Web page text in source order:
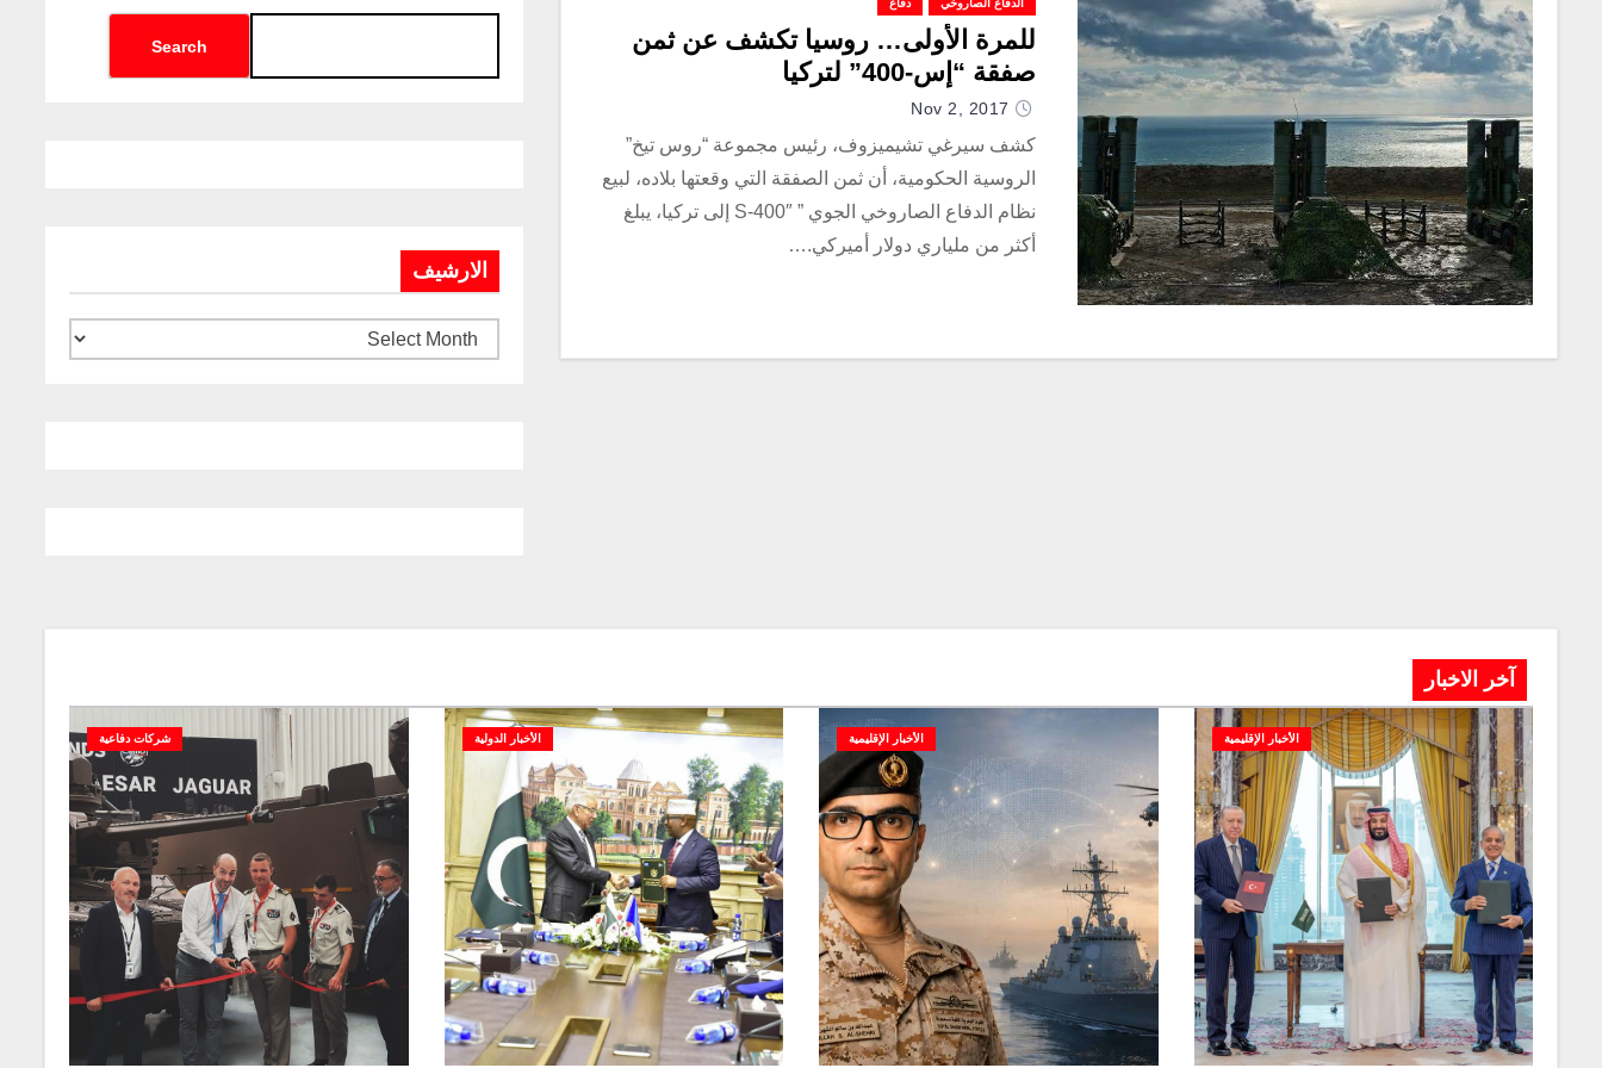
الدفاع الصاروخي دفاع
للمرة الأولى… روسيا تكشف عن ثمن
صفقة “إس-400” لتركيا
Nov 2, 2017
كشف سيرغي تشيميزوف، رئيس مجموعة “روس تيخ”
الروسية الحكومية، أن ثمن الصفقة التي وقعتها بلاده، لبيع
نظام الدفاع الصاروخي الجوي ” S-400″ إلى تركيا، يبلغ
أكثر من ملياري دولار أميركي.…
Search
الارشيف
آخر الاخبار
الأخبار الإقليمية الأخبار الإقليمية الأخبار الدولية شركات دفاعية